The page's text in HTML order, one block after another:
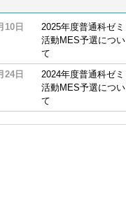
10日
2025年度普通科ゼミ
活動MES予選につい
て
24日
2024年度普通科ゼミ
活動MES予選につい
て